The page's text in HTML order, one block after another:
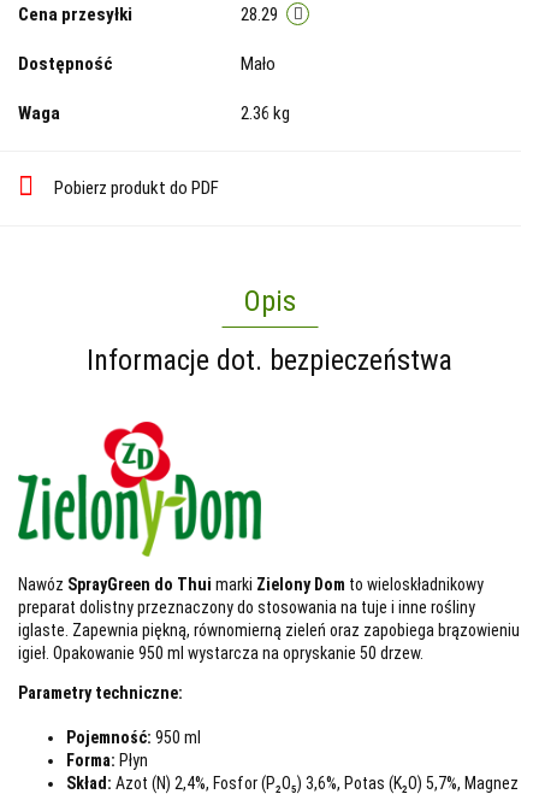
Cena przesyłki 28.29
Dostępność Mało
Waga 2.36 kg
Pobierz produkt do PDF
Opis
Informacje dot. bezpieczeństwa
Nawóz SprayGreen do Thui marki Zielony Dom to wieloskładnikowy
preparat dolistny przeznaczony do stosowania na tuje i inne rośliny
iglaste. Zapewnia piękną, równomierną zieleń oraz zapobiega brązowieniu
igieł. Opakowanie 950 ml wystarcza na opryskanie 50 drzew.
Parametry techniczne:
Pojemność: 950 ml
Forma: Płyn
Skład: Azot (N) 2,4%, Fosfor (P₂O₅) 3,6%, Potas (K₂O) 5,7%, Magnez